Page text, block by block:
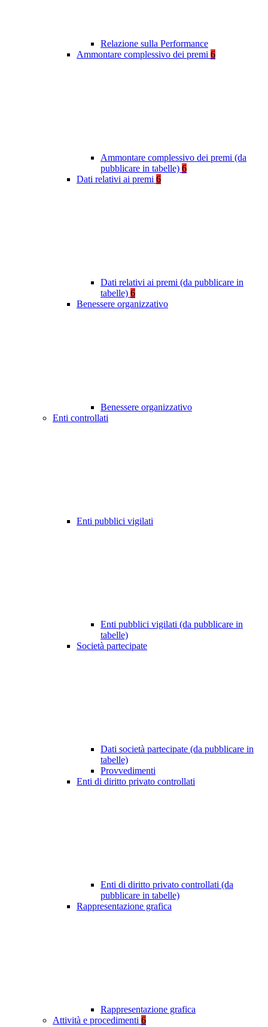
Relazione sulla Performance
Ammontare complessivo dei premi 6
Ammontare complessivo dei premi (da
pubblicare in tabelle) 6
Dati relativi ai premi 6
Dati relativi ai premi (da pubblicare in
tabelle) 6
Benessere organizzativo
Benessere organizzativo
Enti controllati
Enti pubblici vigilati
Enti pubblici vigilati (da pubblicare in
tabelle)
Società partecipate
Dati società partecipate (da pubblicare in
tabelle)
Provvedimenti
Enti di diritto privato controllati
Enti di diritto privato controllati (da
pubblicare in tabelle)
Rappresentazione grafica
Rappresentazione grafica
Attività e procedimenti 6